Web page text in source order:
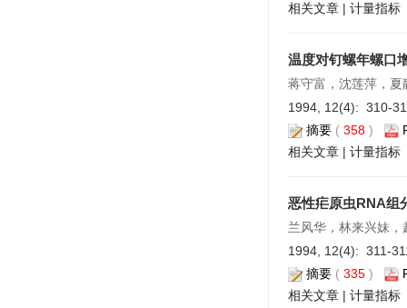
相关文章 | 计量指标
温度对钉螺年螺口
蒋守富，沈莲萍，夏
1994, 12(4): 310-
摘要 ( 358 )
相关文章 | 计量指标
恶性疟原虫RNA组
兰风华，林来兴妹
1994, 12(4): 311-
摘要 ( 335 )
相关文章 | 计量指标